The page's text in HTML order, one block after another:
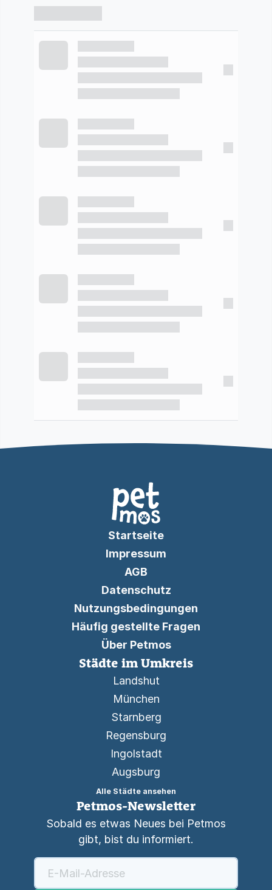
Startseite
Impressum
AGB
Datenschutz
Nutzungsbedingungen
Häufig gestellte Fragen
Über Petmos
Städte im Umkreis
Landshut
München
Starnberg
Regensburg
Ingolstadt
Augsburg
Alle Städte ansehen
Petmos-Newsletter
Sobald es etwas Neues bei Petmos
gibt, bist du informiert.